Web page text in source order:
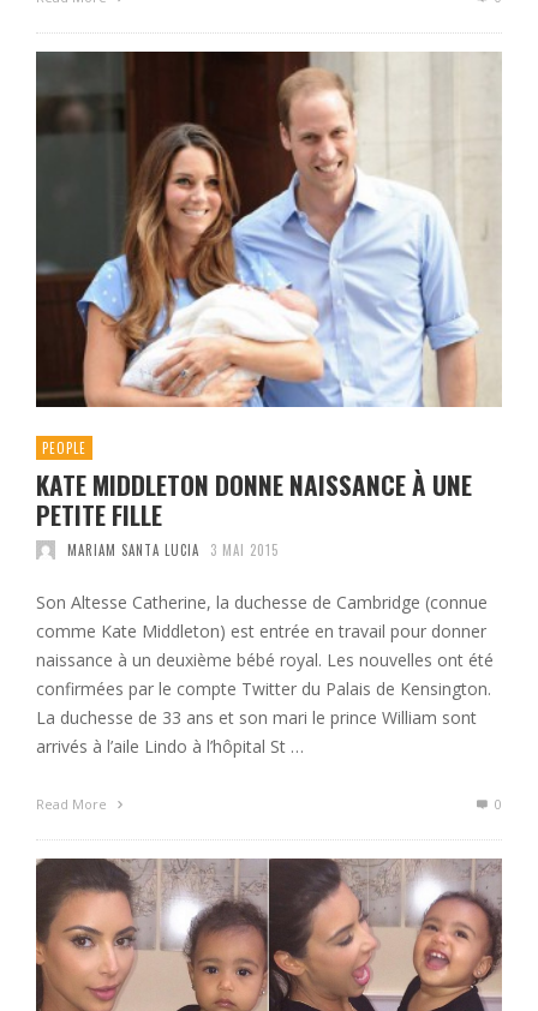
PEOPLE
KATE MIDDLETON DONNE NAISSANCE À UNE
PETITE FILLE
MARIAM SANTA LUCIA 3 MAI 2015
Son Altesse Catherine, la duchesse de Cambridge (connue
comme Kate Middleton) est entrée en travail pour donner
naissance à un deuxième bébé royal. Les nouvelles ont été
confirmées par le compte Twitter du Palais de Kensington.
La duchesse de 33 ans et son mari le prince William sont
arrivés à l’aile Lindo à l’hôpital St …
Read More 0